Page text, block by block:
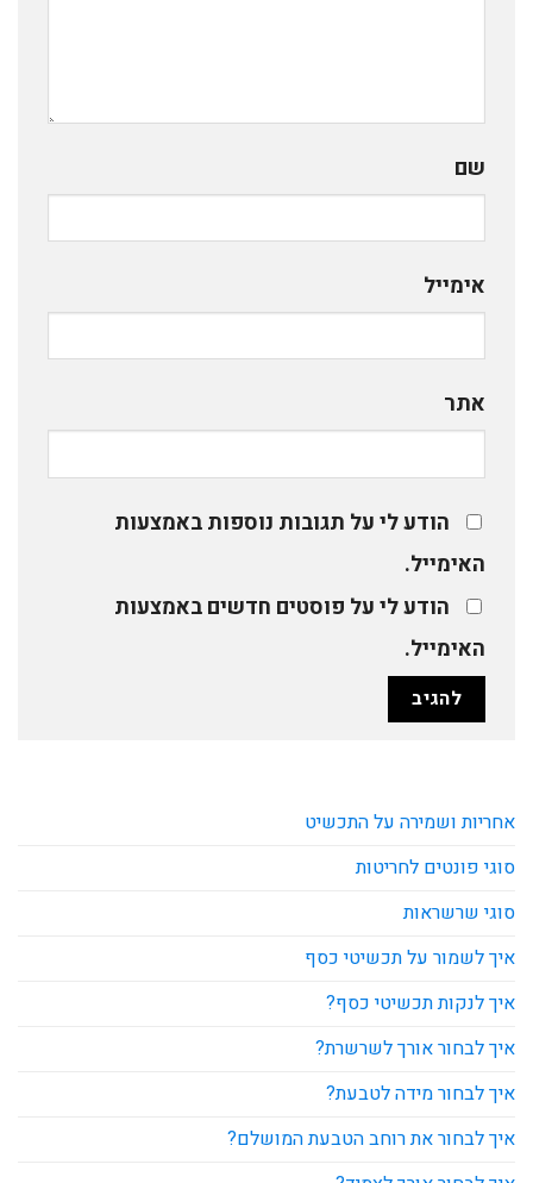
שם
אימייל
אתר
הודע לי על תגובות נוספות באמצעות
האימייל.
הודע לי על פוסטים חדשים באמצעות
האימייל.
אחריות ושמירה על התכשיט
סוגי פונטים לחריטות
סוגי שרשראות
איך לשמור על תכשיטי כסף
איך לנקות תכשיטי כסף?
איך לבחור אורך לשרשרת?
איך לבחור מידה לטבעת?
איך לבחור את רוחב הטבעת המושלם?